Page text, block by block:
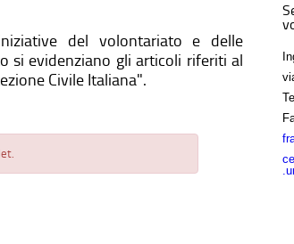
del volontariato e delle
si evidenziano gli articoli riferiti al
Civile Italiana".
Tel.